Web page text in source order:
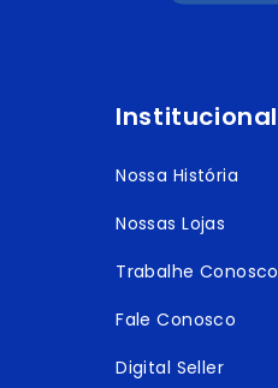
Institucional
Nossa História
Nossas Lojas
Trabalhe Conosco
Fale Conosco
Digital Seller